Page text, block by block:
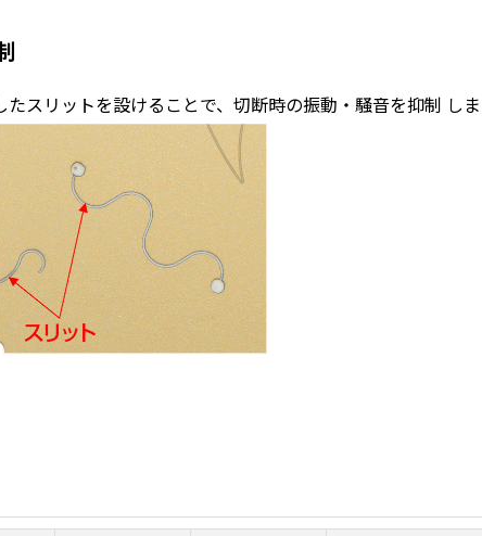
たスリットを設けることで、切断時の振動・騒音を抑制 し